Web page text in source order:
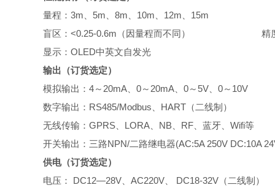
量程：3m、5m、8m、10m、12m、15m
盲区：<0.25-0.6m（因量程而不同）
精
显示：OLED中英文自发光
输出 （订货选定）
模拟输出：4～20mA、0～20mA、0～5V、0～10V
数字输出：RS485/Modbus、HART（二线制）
无线传输： GPRS、LORA、NB、RF、蓝牙、 Wifi等
开关输出：三路NPN/二路继电器(AC:5A 250V DC:10A
供电（订货选定）
电压： DC12—28V、AC220V、 DC18-32V（二线制）